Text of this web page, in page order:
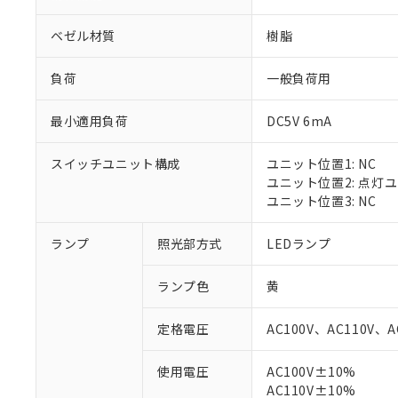
ベゼル材質 樹脂
負荷 一般負荷用
最小適用負荷 DC5V 6mA
スイッチユニット構成
ユニット位置1: NC
ユニット位置2: 点灯
ユニット位置3: NC
ランプ 照光部方式 LEDランプ
ランプ色 黄
定格電圧 AC100V、AC110V、
使用電圧
AC100V±10%
AC110V±10%
ご利用条件
※1 対応状況
対応予定なし：
調査・確認中：
非該当品：ライセ
仕入先様の事情に
※1 中国